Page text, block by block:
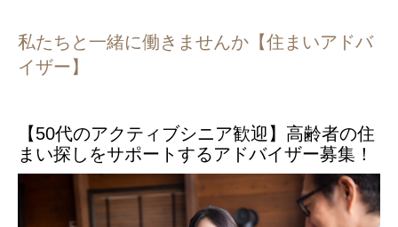
私たちと一緒に働きませんか【住まいアドバ
イザー】
【50代のアクティブシニア歓迎】高齢者の住
まい探しをサポートするアドバイザー募集！